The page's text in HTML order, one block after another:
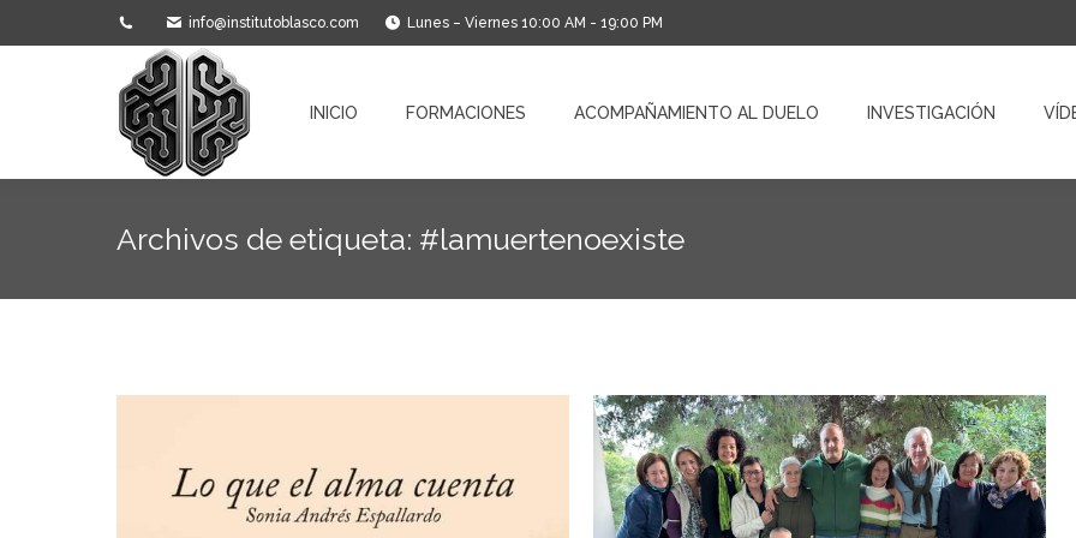
info@institutoblasco.com Lunes – Viernes 10:00 AM - 19:00 PM
INICIO FORMACIONES ACOMPAÑAMIENTO AL DUELO INVESTIGACIÓN
Archivos de etiqueta: #lamuertenoexiste